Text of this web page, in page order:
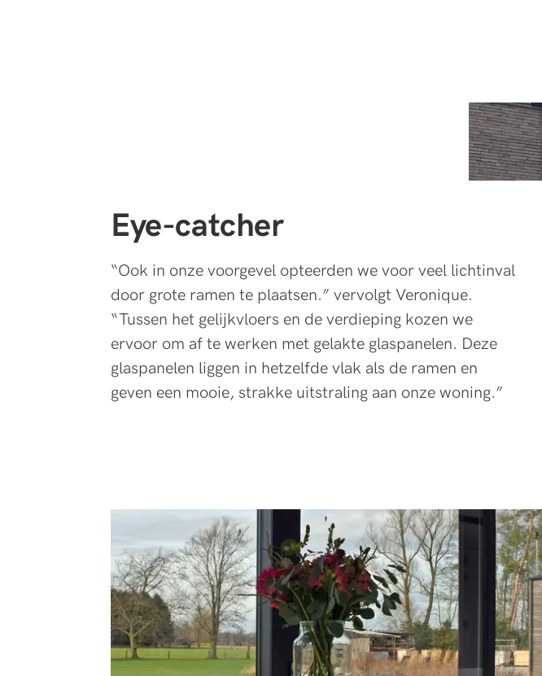
Eye-catcher
“Ook in onze voorgevel opteerden we voor veel lichtinval
door grote ramen te plaatsen.” vervolgt Veronique.
“Tussen het gelijkvloers en de verdieping kozen we
ervoor om af te werken met gelakte glaspanelen. Deze
glaspanelen liggen in hetzelfde vlak als de ramen en
geven een mooie, strakke uitstraling aan onze woning.”